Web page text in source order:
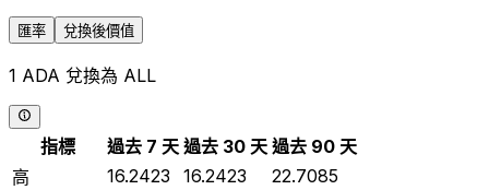
匯率 兌換後價值
1 ADA 兌換為 ALL
指標 過去 7 天 過去 30 天 過去 90 天
高
16.2423 16.2423
22.7085